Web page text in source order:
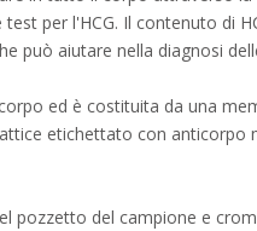
per l'HCG. Il contenuto di
può aiutare nella diagnosi
ed è costituita da una
etichettato con
pozzetto del campione e